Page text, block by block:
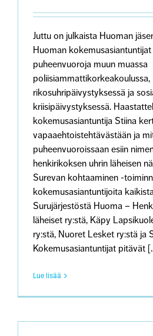
Juttu on julkaista Huoman
Huoman
puheenvuoroja muun muassa
poliisiammattikorkeakoulussa,
rikosuhripäivystyksessä ja
kriisipäivystyksessä.
kokemusasiantuntija Stiina
vapaaehtoistehtävästään ja
puheenvuoroissaan esiin
henkirikoksen uhrin läheisen
Surevan kohtaaminen -
kokemusasiantuntijoita
Surujärjestöstä Huoma –
läheiset ry:stä, Käpy
ry:stä, Nuoret Lesket ry:stä ja
Kokemusasiantuntijat pitävät
Lue lisää